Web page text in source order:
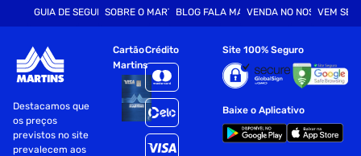
GUIA DE SEGURANÇASOBRE O MARTINSBLOG FALA MARTVENDA NO NOSSO SITE
VEM SER
Destacamos que
os preços
previstos no site
prevalecem aos
Cartão
Martins
Crédito Site 100% Seguro
Baixe o Aplicativo